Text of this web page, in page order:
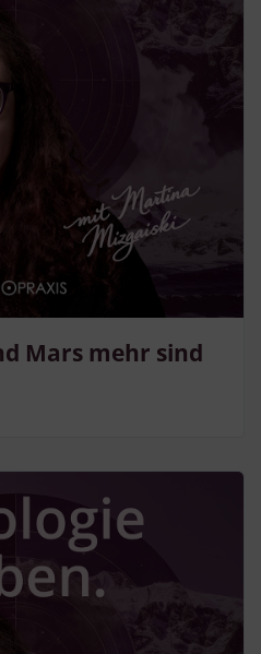
Mars mehr sind